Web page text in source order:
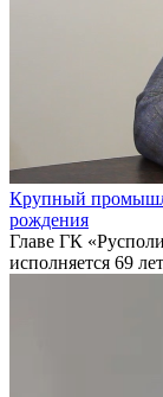
Крупный
рождения
Главе ГК
исполняется 69 лет